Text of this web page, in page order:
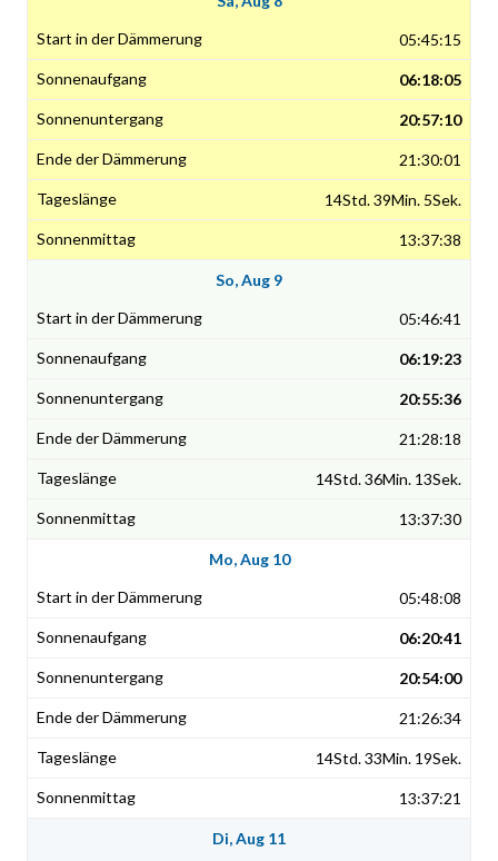
05:45:15
06:18:05
20:57:10
21:30:01
14Std. 39Min. 5Sek.
13:37:38
So, Aug 9
05:46:41
06:19:23
20:55:36
21:28:18
14Std. 36Min. 13Sek.
13:37:30
Mo, Aug 10
05:48:08
06:20:41
20:54:00
21:26:34
14Std. 33Min. 19Sek.
13:37:21
Di, Aug 11